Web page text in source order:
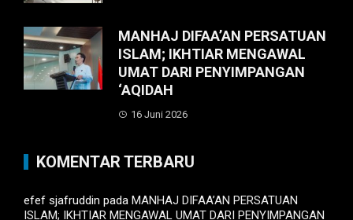
MANHAJ DIFAA’AN PERSATUAN
ISLAM; IKHTIAR MENGAWAL
UMAT DARI PENYIMPANGAN
‘AQIDAH
16 Juni 2026
KOMENTAR TERBARU
efef sjafruddin pada MANHAJ DIFAA’AN PERSATUAN
ISLAM; IKHTIAR MENGAWAL UMAT DARI PENYIMPANGAN